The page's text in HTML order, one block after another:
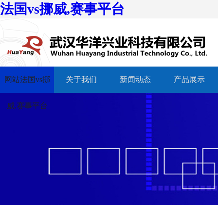
法国vs挪威,赛事平台
网站法国vs挪
威,赛事平台
关于我们 新闻动态 产品展示